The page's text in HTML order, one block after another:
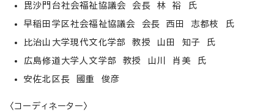
毘沙門台社会福祉協議会 会長 林 裕 氏
早稲田学区社会福祉協議会 会長 西田 志都枝 氏
比治山大学現代文化学部 教授 山田 知子 氏
広島修道大学人文学部 教授 山川 肖美 氏
安佐北区長 國重 俊彦
〈コーディネーター〉